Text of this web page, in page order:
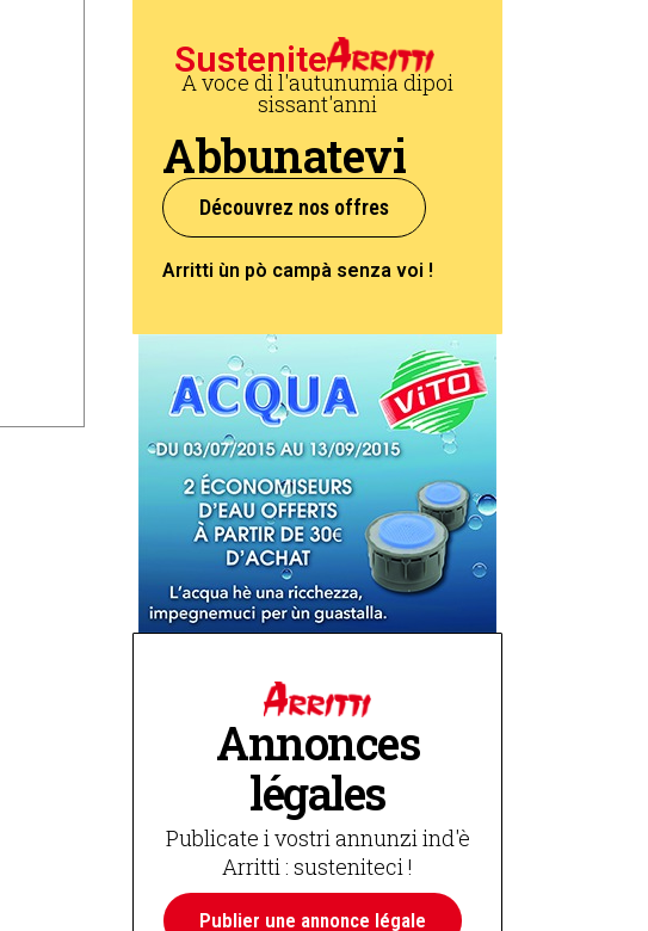
Sustenite
A voce di l'autunumia dipoi
sissant'anni
Abbunatevi
Découvrez nos offres
Arritti ùn pò campà senza voi !
Annonces
légales
Publicate i vostri annunzi ind'è
Arritti : susteniteci !
Publier une annonce légale